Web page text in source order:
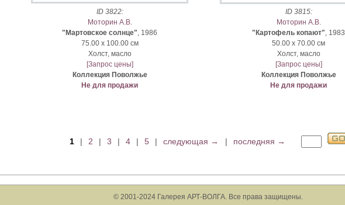
ID 3822:
Моторин А.В.
"Мартовское солнце", 1986
75.00 x 100.00 см
Xолст, масло
[Запрос цены]
Коллекция Поволжье
Не для продажи
ID 3815:
Моторин А.В.
"Картофель копают", 1983
50.00 x 70.00 см
Xолст, масло
[Запрос цены]
Коллекция Поволжье
Не для продажи
1 | 2 | 3 | 4 | 5 | следующая → | последняя →
© 2001-2024 Галерея АРТ-ВОЛГА. Все права защищены.